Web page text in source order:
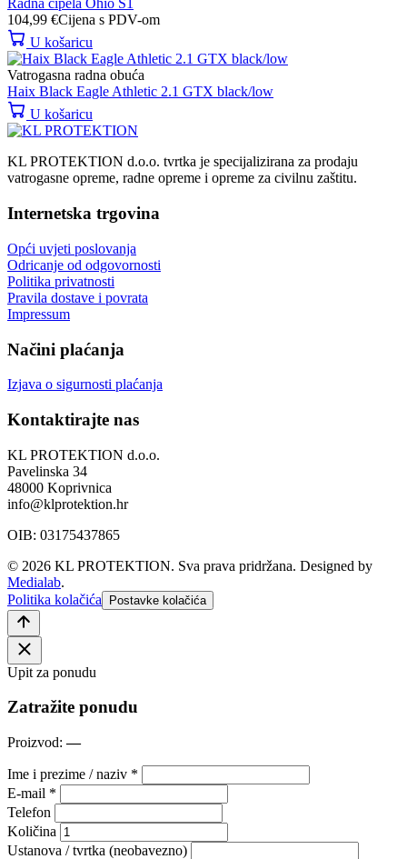
Radna cipela Ohio S1
104,99 €Cijena s PDV-om
U košaricu
Vatrogasna radna obuća
Haix Black Eagle Athletic 2.1 GTX black/low
U košaricu
KL PROTEKTION d.o.o. tvrtka je specijalizirana za prodaju
vatrogasne opreme, radne opreme i opreme za civilnu zaštitu.
Internetska trgovina
Opći uvjeti poslovanja
Odricanje od odgovornosti
Politika privatnosti
Pravila dostave i povrata
Impressum
Načini plaćanja
Izjava o sigurnosti plaćanja
Kontaktirajte nas
KL PROTEKTION d.o.o.
Pavelinska 34
48000 Koprivnica
info@klprotektion.hr
OIB: 03175437865
© 2026 KL PROTEKTION. Sva prava pridržana. Designed by
Medialab.
Politika kolačića
Postavke kolačića
Upit za ponudu
Zatražite ponudu
Proizvod:—
Ime i prezime / naziv *
E-mail *
Telefon
Količina
Ustanova / tvrtka (neobavezno)